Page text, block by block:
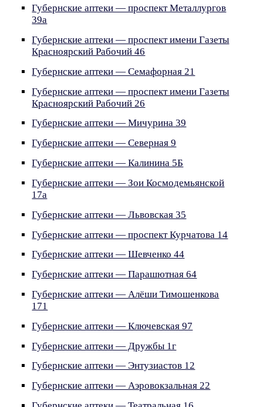
Губернские аптеки — проспект Металлургов
39а
Губернские аптеки — проспект имени Газеты
Красноярский Рабочий 46
Губернские аптеки — Семафорная 21
Губернские аптеки — проспект имени Газеты
Красноярский Рабочий 26
Губернские аптеки — Мичурина 39
Губернские аптеки — Северная 9
Губернские аптеки — Калинина 5Б
Губернские аптеки — Зои Космодемьянской
17а
Губернские аптеки — Львовская 35
Губернские аптеки — проспект Курчатова 14
Губернские аптеки — Шевченко 44
Губернские аптеки — Парашютная 64
Губернские аптеки — Алёши Тимошенкова
171
Губернские аптеки — Ключевская 97
Губернские аптеки — Дружбы 1г
Губернские аптеки — Энтузиастов 12
Губернские аптеки — Аэровокзальная 22